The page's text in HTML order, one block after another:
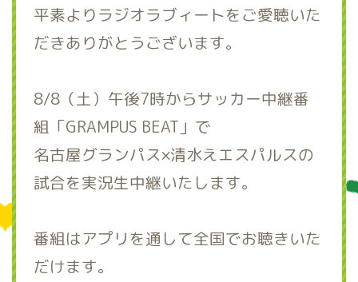
平素よりラジオラブィートをご愛聴いた
だきありがとうございます。
8/8（土）午後7時からサッカー中継番
組「GRAMPUS BEAT」で
名古屋グランパス×清水えエスパルスの
試合を実況生中継いたします。
番組はアプリを通して全国でお聴きいた
だけます。